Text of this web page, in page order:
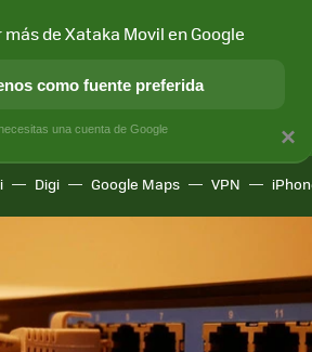
Y SOCIEDAD APLICACIONES
Digi Google Maps VPN
×
más de Xataka Movil en Google
como fuente preferida
una cuenta de Google